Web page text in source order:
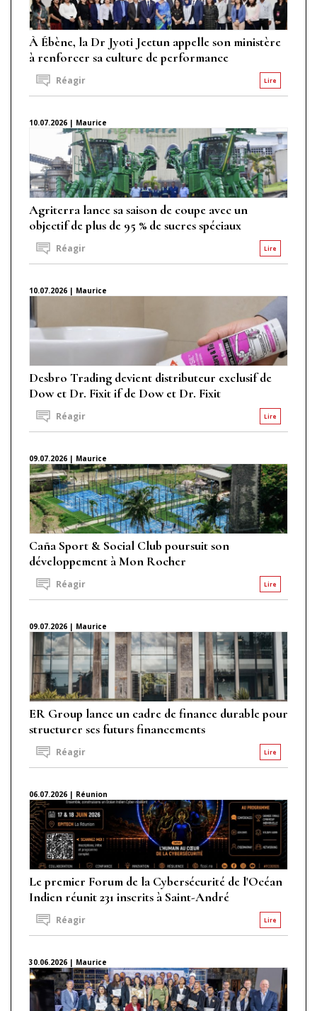
À Ébène, la Dr Jyoti Jeetun appelle son ministère
à renforcer sa culture de performance
Lire
Réagir
10.07.2026 | Maurice
Agriterra lance sa saison de coupe avec un
objectif de plus de 95 % de sucres spéciaux
Lire
Réagir
10.07.2026 | Maurice
Desbro Trading devient distributeur exclusif de
Dow et Dr. Fixit if de Dow et Dr. Fixit
Lire
Réagir
09.07.2026 | Maurice
Caña Sport & Social Club poursuit son
développement à Mon Rocher
Lire
Réagir
09.07.2026 | Maurice
ER Group lance un cadre de finance durable pour
structurer ses futurs financements
Lire
Réagir
06.07.2026 | Réunion
Le premier Forum de la Cybersécurité de l'Océan
Indien réunit 231 inscrits à Saint-André
Lire
Réagir
30.06.2026 | Maurice